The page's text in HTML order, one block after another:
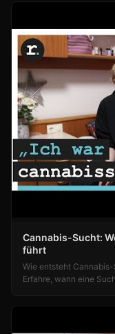
Cannabis-Sucht:
führt
Wie entsteht
Erfahre, wann eine